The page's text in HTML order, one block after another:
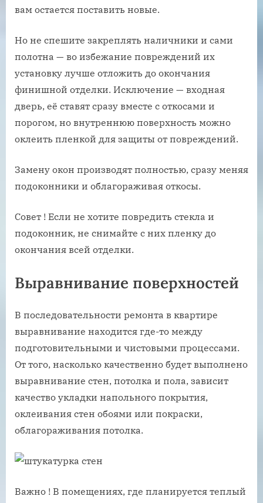
вам остается поставить новые.
Но не спешите закреплять наличники и сами
полотна — во избежание повреждений их
установку лучше отложить до окончания
финишной отделки. Исключение — входная
дверь, её ставят сразу вместе с откосами и
порогом, но внутреннюю поверхность можно
оклеить пленкой для защиты от повреждений.
Замену окон производят полностью, сразу меняя
подоконники и облагораживая откосы.
Совет ! Если не хотите повредить стекла и
подоконник, не снимайте с них пленку до
окончания всей отделки.
Выравнивание поверхностей
В последовательности ремонта в квартире
выравнивание находится где-то между
подготовительными и чистовыми процессами.
От того, насколько качественно будет выполнено
выравнивание стен, потолка и пола, зависит
качество укладки напольного покрытия,
оклеивания стен обоями или покраски,
облагораживания потолка.
Важно ! В помещениях, где планируется теплый